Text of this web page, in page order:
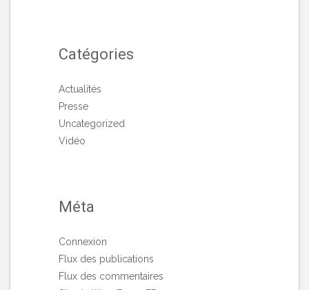
Catégories
Actualités
Presse
Uncategorized
Vidéo
Méta
Connexion
Flux des publications
Flux des commentaires